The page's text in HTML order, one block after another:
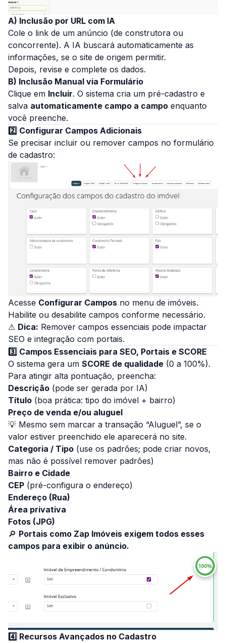
A) Inclusão por URL com IA
Cole o link de um anúncio (de construtora ou
concorrente). A IA buscará automaticamente as
informações, se o site de origem permitir.
Depois, revise e complete os dados.
B) Inclusão Manual via Formulário
Clique em Incluir. O sistema cria um pré-cadastro e
salva automaticamente campo a campo enquanto
você preenche.
2️⃣ Configurar Campos Adicionais
Se precisar incluir ou remover campos no formulário
de cadastro:
Acesse Configurar Campos no menu de imóveis.
Habilite ou desabilite campos conforme necessário.
⚠ Dica: Remover campos essenciais pode impactar
SEO e integração com portais.
3️⃣ Campos Essenciais para SEO, Portais e SCORE
O sistema gera um SCORE de qualidade (0 a 100%).
Para atingir alta pontuação, preencha:
Descrição (pode ser gerada por IA)
Título (boa prática: tipo do imóvel + bairro)
Preço de venda e/ou aluguel
💡 Mesmo sem marcar a transação “Aluguel”, se o
valor estiver preenchido ele aparecerá no site.
Categoria / Tipo (use os padrões; pode criar novos,
mas não é possível remover padrões)
Bairro e Cidade
CEP (pré-configura o endereço)
Endereço (Rua)
Área privativa
Fotos (JPG)
🔎 Portais como Zap Imóveis exigem todos esses
campos para exibir o anúncio.
4️⃣ Recursos Avançados no Cadastro